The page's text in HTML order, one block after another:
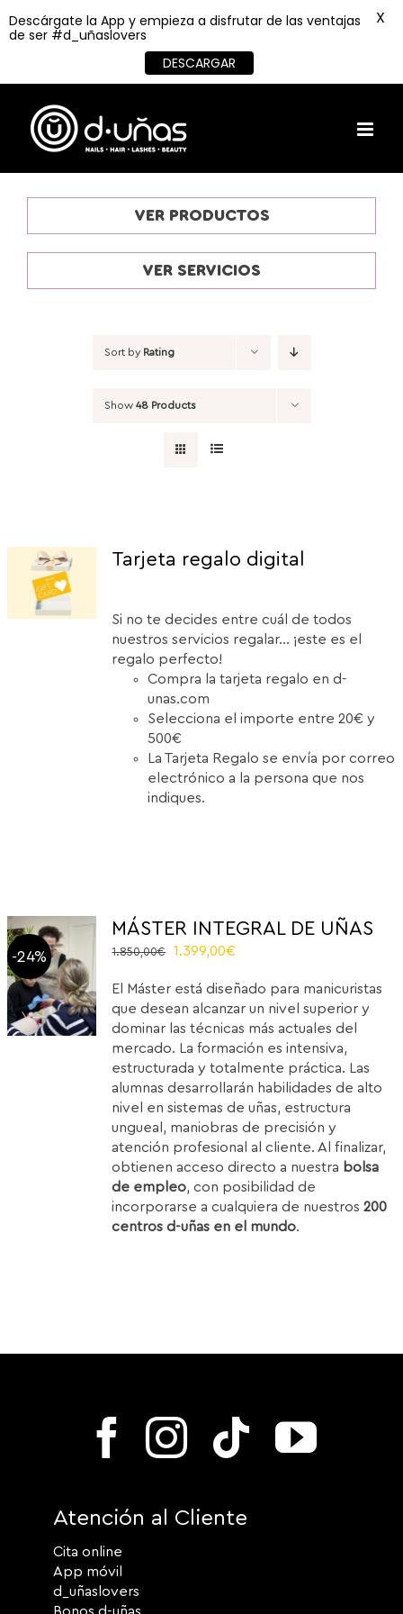
content
VER PRODUCTOS
VER SERVICIOS
Sort by Rating
Show 48 Products
Tarjeta regalo digital
Si no te decides entre cuál de todos
nuestros servicios regalar... ¡este es el
regalo perfecto!
Compra la tarjeta regalo en d-
unas.com
Selecciona el importe entre 20€ y
500€
La Tarjeta Regalo se envía por correo
electrónico a la persona que nos
indiques.
-24%
MÁSTER INTEGRAL DE UÑAS
1.850,00€
Original
was:
1.850,00€.
1.399,00€
is:
1.399,00€.
El Máster está diseñado para manicuristas
que desean alcanzar un nivel superior y
dominar las técnicas más actuales del
mercado. La formación es intensiva,
estructurada y totalmente práctica. Las
alumnas desarrollarán habilidades de alto
nivel en sistemas de uñas, estructura
ungueal, maniobras de precisión y
atención profesional al cliente. Al finalizar,
obtienen acceso directo a nuestra bolsa
de empleo, con posibilidad de
incorporarse a cualquiera de nuestros200
centros d-uñas en el mundo.
Atención al Cliente
Cita online
App móvil
d_uñaslovers
Descárgate la App y empieza a disfrutar de las ventajas
de ser #d_uñaslovers
DESCARGAR
X